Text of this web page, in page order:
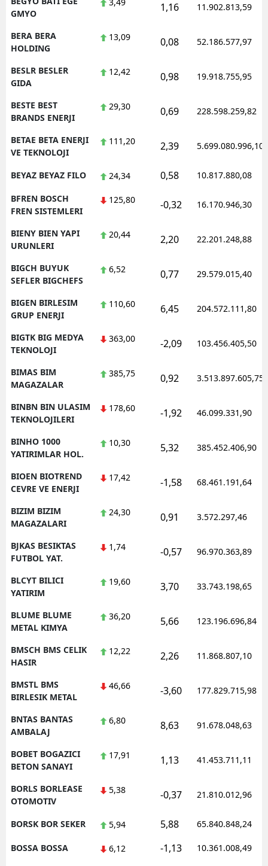
GMYO
1,16 11.902.813,59
BERA BERA
HOLDING
13,09 0,08 52.186.577,97
BESLR BESLER
GIDA
12,42 0,98 19.918.755,95
BESTE BEST
BRANDS ENERJI
29,30 0,69 228.598.259,82
BETAE BETA ENERJI
VE TEKNOLOJI
111,20 2,39 5.699.080.996,10
BEYAZ BEYAZ FILO 24,34 0,58 10.817.880,08
BFREN BOSCH
FREN SISTEMLERI
125,80 -0,32 16.170.946,30
BIENY BIEN YAPI
URUNLERI
20,44 2,20 22.201.248,88
BIGCH BUYUK
SEFLER BIGCHEFS
6,52 0,77 29.579.015,40
BIGEN BIRLESIM
GRUP ENERJI
110,60 6,45 204.572.111,80
BIGTK BIG MEDYA
TEKNOLOJI
363,00 -2,09 103.456.405,50
BIMAS BIM
MAGAZALAR
385,75 0,92 3.513.897.605,75
BINBN BIN ULASIM
TEKNOLOJILERI
178,60 -1,92 46.099.331,90
BINHO 1000
YATIRIMLAR HOL.
10,30 5,32 385.452.406,90
BIOEN BIOTREND
CEVRE VE ENERJI
17,42 -1,58 68.461.191,64
BIZIM BIZIM
MAGAZALARI
24,30 0,91 3.572.297,46
BJKAS BESIKTAS
FUTBOL YAT.
1,74 -0,57 96.970.363,89
BLCYT BILICI
YATIRIM
19,60 3,70 33.743.198,65
BLUME BLUME
METAL KIMYA
36,20 5,66 123.196.696,84
BMSCH BMS CELIK
HASIR
12,22 2,26 11.868.807,10
BMSTL BMS
BIRLESIK METAL
46,66 -3,60 177.829.715,98
BNTAS BANTAS
AMBALAJ
6,80 8,63 91.678.048,63
BOBET BOGAZICI
BETON SANAYI
17,91 1,13 41.453.711,11
BORLS BORLEASE
OTOMOTIV
5,38 -0,37 21.810.012,96
BORSK BOR SEKER 5,94 5,88 65.840.848,24
BOSSA BOSSA 6,12 -1,13 10.361.008,49